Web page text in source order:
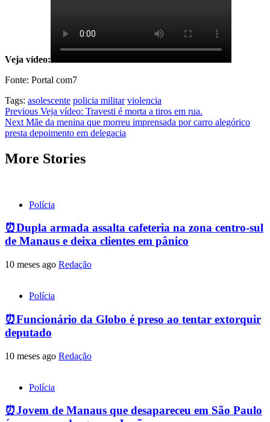
Veja vídeo:
Fonte: Portal com7
Tags: asolescente policia militar violencia
Post
navigation
Previous Veja vídeo: Travesti é morta a tiros em rua.
Next Mãe da menina que morreu imprensada por carro alegórico
presta depoimento em delegacia
More Stories
Polícia
⏰Dupla armada assalta cafeteria na zona centro-sul
de Manaus e deixa clientes em pânico
10 meses ago Redação
Polícia
⏰Funcionário da Globo é preso ao tentar extorquir
deputado
10 meses ago Redação
Polícia
⏰Jovem de Manaus que desapareceu em São Paulo